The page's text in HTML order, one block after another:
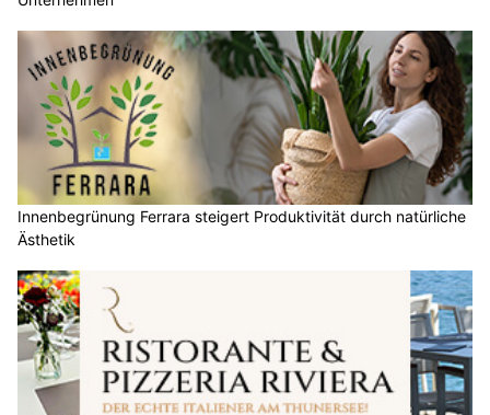
Innenbegrünung Ferrara steigert Produktivität durch natürliche
Ästhetik